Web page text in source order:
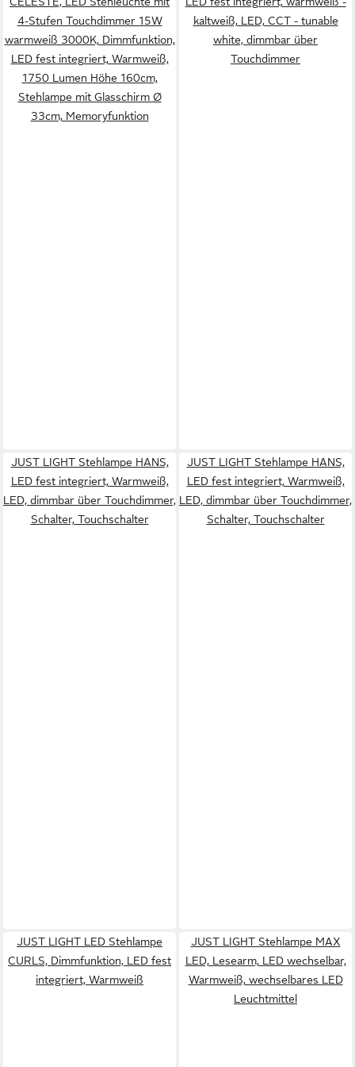
4-Stufen Touchdimmer 15W
warmweiß 3000K, Dimmfunktion,
LED fest integriert, Warmweiß,
1750 Lumen Höhe 160cm,
Stehlampe mit Glasschirm Ø
33cm, Memoryfunktion
kaltweiß, LED, CCT - tunable
white, dimmbar über
Touchdimmer
JUST LIGHT Stehlampe HANS,
LED fest integriert, Warmweiß,
LED, dimmbar über Touchdimmer,
Schalter, Touchschalter
JUST LIGHT Stehlampe HANS,
LED fest integriert, Warmweiß,
LED, dimmbar über Touchdimmer,
Schalter, Touchschalter
JUST LIGHT LED Stehlampe
CURLS, Dimmfunktion, LED fest
integriert, Warmweiß
JUST LIGHT Stehlampe MAX
LED, Lesearm, LED wechselbar,
Warmweiß, wechselbares LED
Leuchtmittel